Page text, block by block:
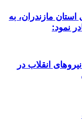
مازندران، به
نمود:
انقلاب در